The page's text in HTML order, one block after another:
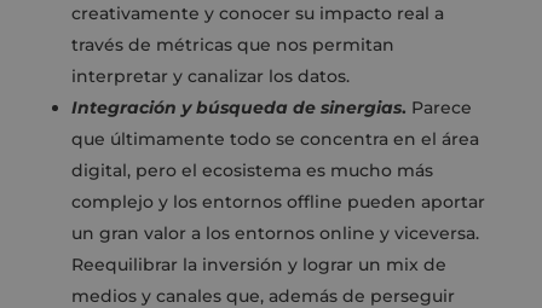
creativamente y conocer su impacto real a
través de métricas que nos permitan
interpretar y canalizar los datos.
Integración y búsqueda de sinergias. Parece
que últimamente todo se concentra en el área
digital, pero el ecosistema es mucho más
complejo y los entornos offline pueden aportar
un gran valor a los entornos online y viceversa.
Reequilibrar la inversión y lograr un mix de
medios y canales que, además de perseguir